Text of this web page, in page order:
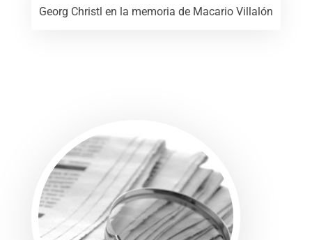
Georg Christl en la memoria de Macario Villalón